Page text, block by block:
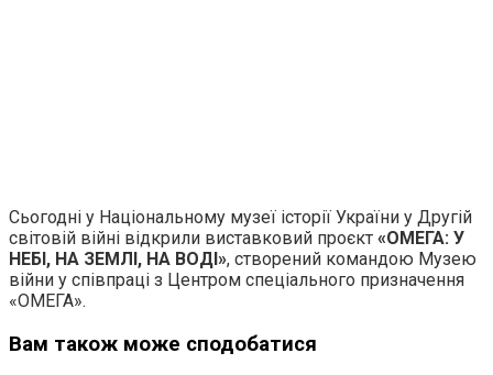
Сьогодні у Національному музеї історії України у Другій
світовій війні відкрили виставковий проєкт «ОМЕГА: У
НЕБІ, НА ЗЕМЛІ, НА ВОДІ», створений командою Музею
війни у співпраці з Центром спеціального призначення
«ОМЕГА».
Вам також може сподобатися